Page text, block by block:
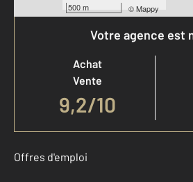
500 m ©Mappy
Votre agence est
Achat
Vente
9,2/10
Offres d'emploi